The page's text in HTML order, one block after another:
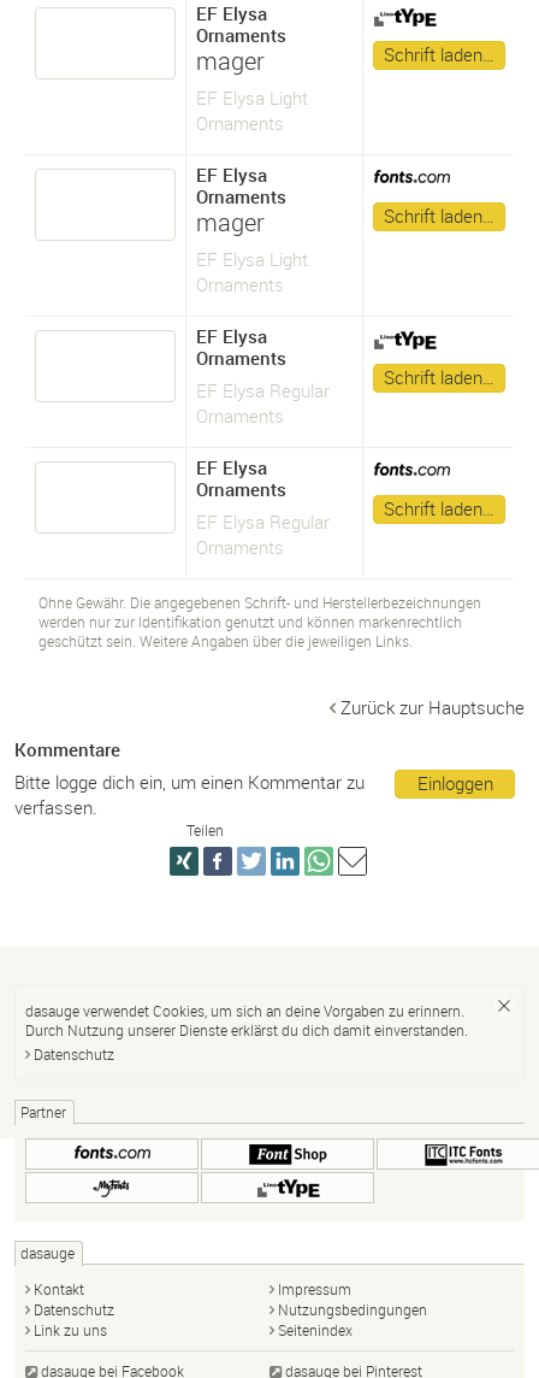
EF Elysa
Ornaments
mager
EF Elysa Light
Ornaments
Schrift laden…
EF Elysa
Ornaments
mager
EF Elysa Light
Ornaments
Schrift laden…
EF Elysa
Ornaments
EF Elysa Regular
Ornaments
Schrift laden…
EF Elysa
Ornaments
EF Elysa Regular
Ornaments
Schrift laden…
Ohne Gewähr. Die angegebenen Schrift- und Herstellerbezeichnungen
werden nur zur Identifikation genutzt und können markenrechtlich
geschützt sein. Weitere Angaben über die jeweiligen Links.
Zurück zur Hauptsuche
Kommentare
Einloggen
Bitte logge dich ein, um einen Kommentar zu
verfassen.
Teilen
dasauge verwendet Cookies, um sich an deine Vorgaben zu erinnern.
Durch Nutzung unserer Dienste erklärst du dich damit einverstanden.
Datenschutz
Partner
dasauge
Kontakt
Impressum
Datenschutz
Nutzungsbedingungen
Link zu uns
Seitenindex
dasauge bei Facebook dasauge bei Pinterest